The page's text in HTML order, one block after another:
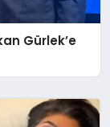
Gürlek’e